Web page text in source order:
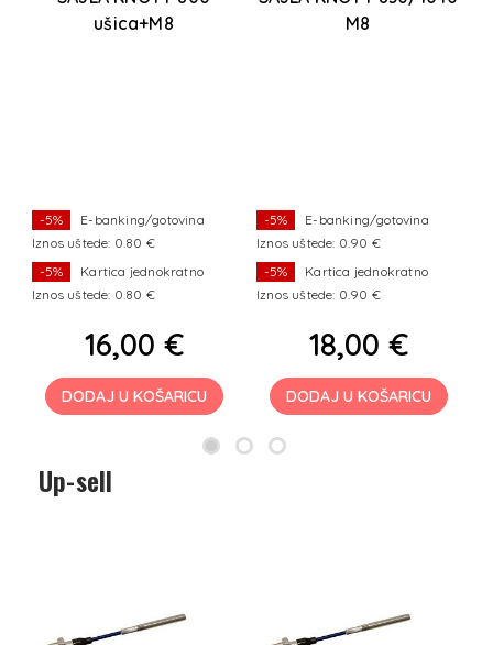
ušica+M8
-5%
E-banking/gotovina
Iznos uštede: 0.80 €
-5%
Kartica jednokratno
Iznos uštede: 0.80 €
16,00 €
DODAJ U KOŠARICU
M8
-5%
E-banking/gotovina
Iznos uštede: 0.90 €
-5%
Kartica jednokratno
Iznos uštede: 0.90 €
18,00 €
DODAJ U KOŠARICU
Up-sell